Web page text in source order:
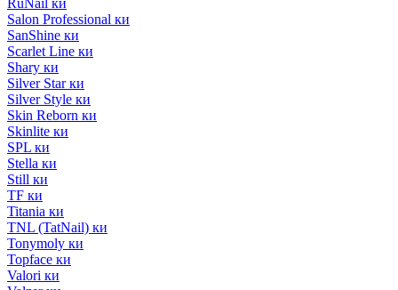
RuNail ки
Salon Professional ки
SanShine ки
Scarlet Line ки
Shary ки
Silver Star ки
Silver Style ки
Skin Reborn ки
Skinlite ки
SPL ки
Stella ки
Still ки
TF ки
Titania ки
TNL (TatNail) ки
Tonymoly ки
Topface ки
Valori ки